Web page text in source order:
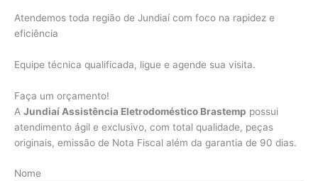
Atendemos toda região de Jundiaí com foco na rapidez e
eficiência
Equipe técnica qualificada, ligue e agende sua visita.
Faça um orçamento!
A Jundiaí Assistência Eletrodoméstico Brastemp possui
atendimento ágil e exclusivo, com total qualidade, peças
originais, emissão de Nota Fiscal além da garantia de 90 dias.
Nome